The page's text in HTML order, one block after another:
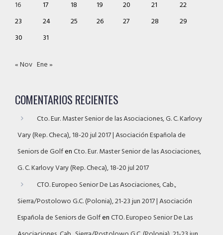
16
17 18 19 20 21
22
23
24 25 26 27 28
29
30
31
« Nov Ene »
COMENTARIOS RECIENTES
Cto. Eur. Master Senior de las Asociaciones, G. C. Karlovy
Vary (Rep. Checa), 18-20 jul 2017 | Asociación Española de
Seniors de GolfenCto. Eur. Master Senior de las Asociaciones,
G. C. Karlovy Vary (Rep. Checa), 18-20 jul 2017
CTO. Europeo Senior De Las Asociaciones, Cab.,
Sierra/Postolowo G.C. (Polonia), 21-23 jun 2017 | Asociación
Española de Seniors de GolfenCTO. Europeo Senior De Las